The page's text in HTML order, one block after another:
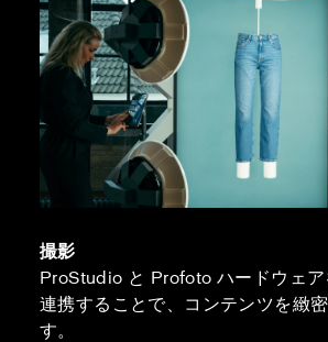
撮影
ProStudio と Profoto ハードウェ
連携することで、コンテンツを緻
す。